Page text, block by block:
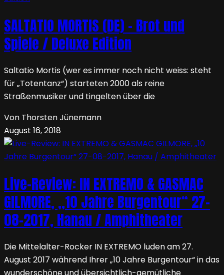
SALTATIO MORTIS (DE) – Brot und
Spiele / Deluxe Edition
Saltatio Mortis (wer es immer noch nicht weiss: steht
für „Totentanz“) starteten 2000 als reine
Straßenmusiker und tingelten über die
Von Thorsten Jünemann
August 16, 2018
Live-Review: IN EXTREMO & GASMAC
GILMORE, „10 Jahre Burgentour“ 27-
08-2017, Hanau / Amphitheater
Die Mittelalter-Rocker IN EXTREMO luden am 27.
August 2017 während Ihrer „10 Jahre Burgentour“ in das